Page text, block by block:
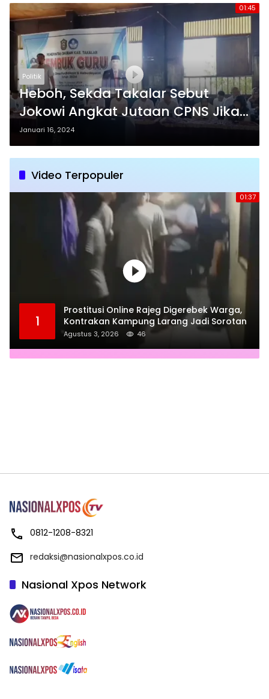
01:45
Politik
Heboh, Sekda Takalar Sebut
Jokowi Angkat Jutaan CPNS Jika
Anaknya Menang
Januari 16, 2024
Video Terpopuler
01:37
1
Prostitusi Online Rajeg Digerebek Warga,
Kontrakan Kampung Larang Jadi Sorotan
Agustus 3, 2026 46
0812-1208-8321
redaksi@nasionalxpos.co.id
Nasional Xpos Network